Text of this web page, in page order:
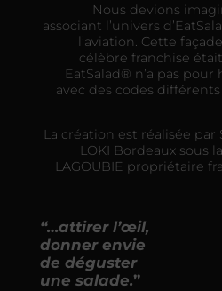
Nous devions
associant l’univers
l’aviation. Cette
célèbre franchise
EatSalad® n’a pas pour
avec des codes
La création est réalisée par
LOKI Bordeaux sous
LAGOUBIE propriétaire
“…attirer l’œil,
donner envie
de déguster
une salade.”